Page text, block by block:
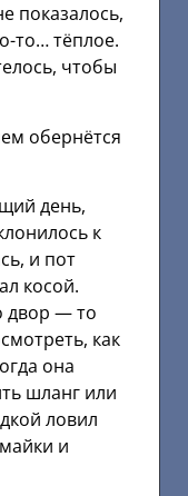
показалось,
то… тёплое.
чтобы
обернётся
день,
к
и пот
косой.
двор — то
как
она
шланг или
ловил
и